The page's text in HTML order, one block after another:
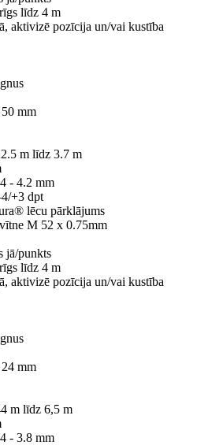
līdz 4 m
aktivizē pozīcija un/vai kustība
50 mm
m līdz 3.7 m
- 4.2 mm
+3 dpt
lēcu pārklājums
M 52 x 0.75mm
jā/punkts
līdz 4 m
aktivizē pozīcija un/vai kustība
24 mm
m līdz 6,5 m
- 3.8 mm